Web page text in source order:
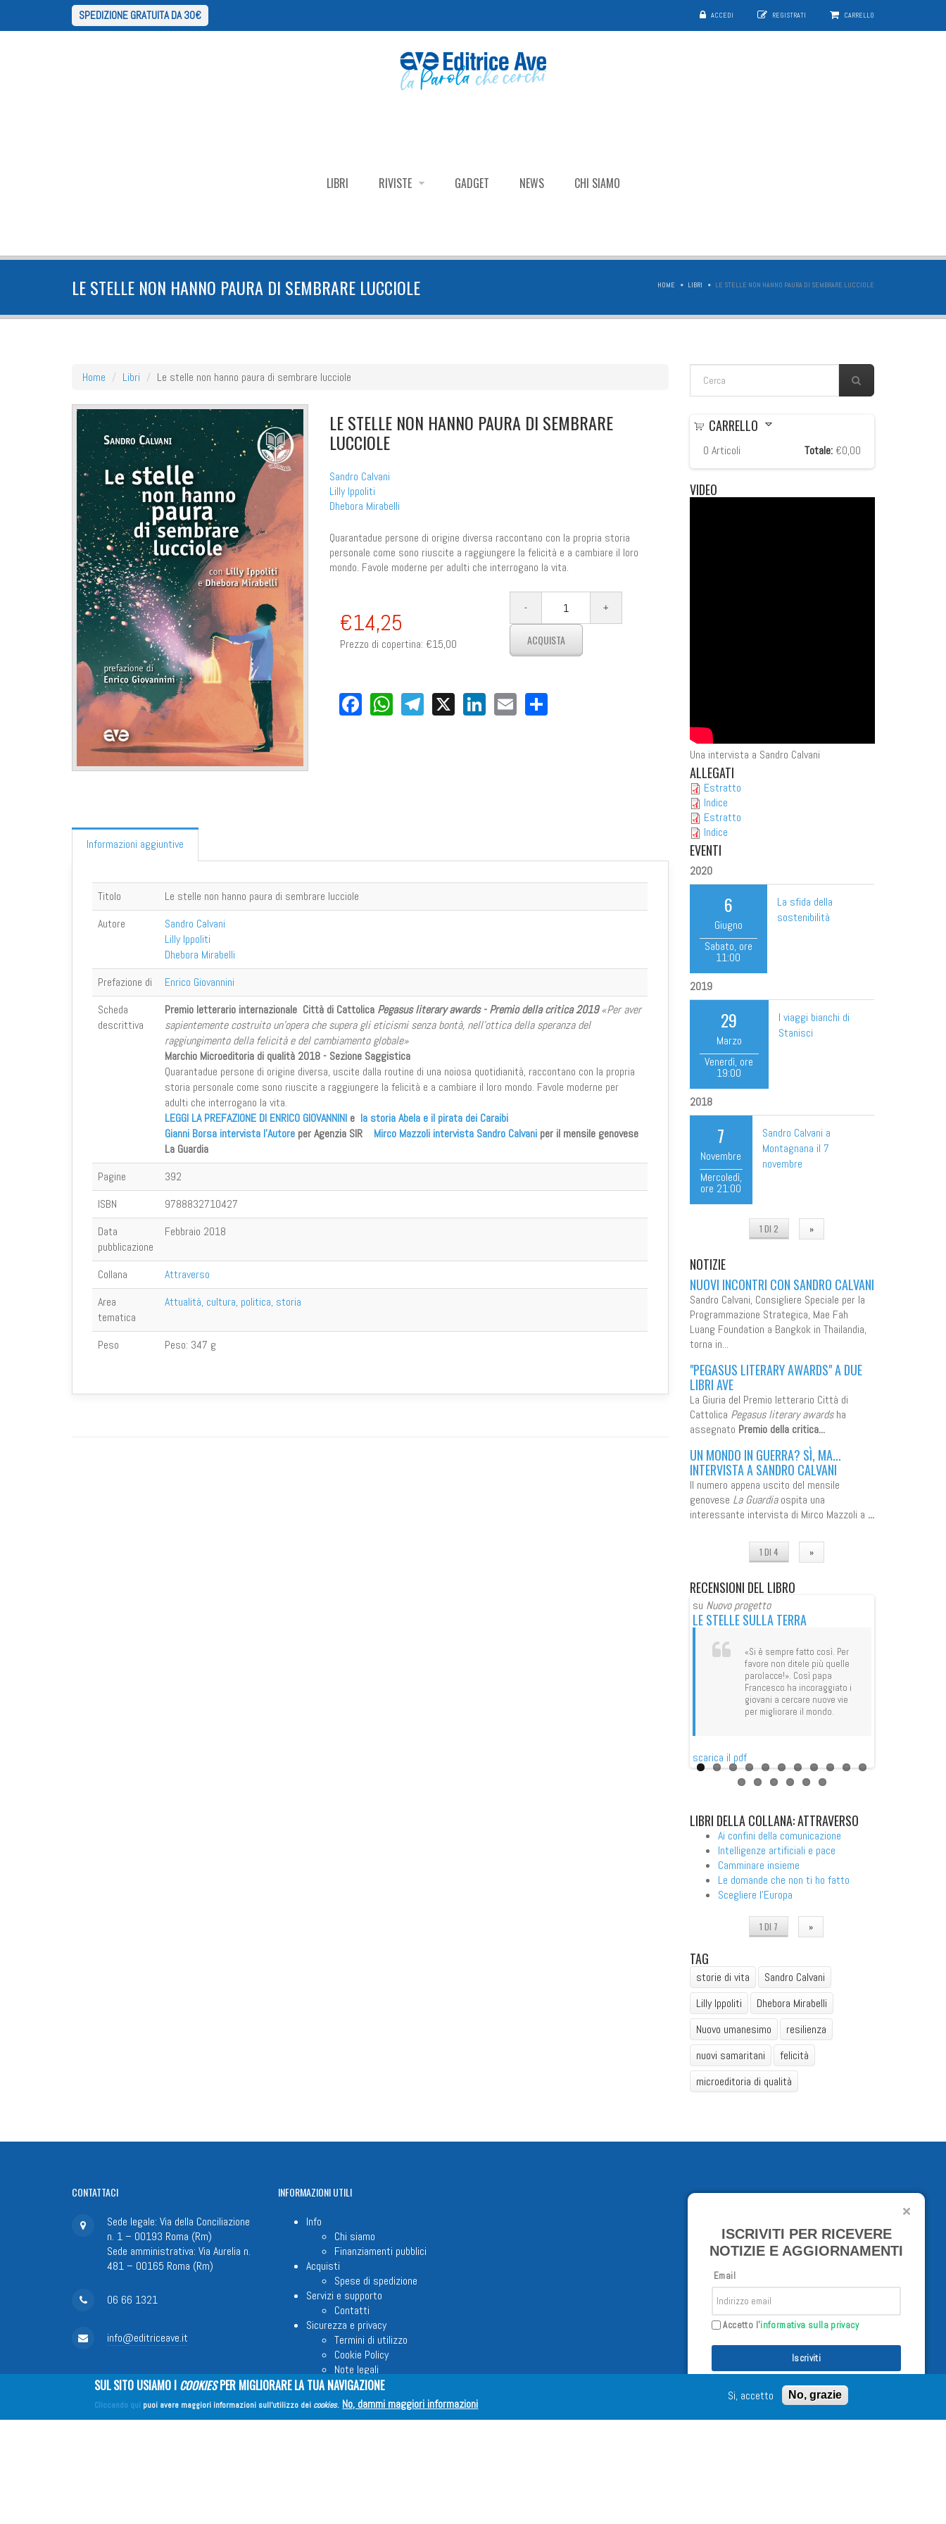
SPEDIZIONE GRATUITA DA 30€ ACCEDI REGISTRATI CARRELLO
LIBRI RIVISTE GADGET NEWS CHI SIAMO
LE STELLE NON HANNO PAURA DI SEMBRARE LUCCIOLE HOME LIBRI LE STELLE NON HANNO PAURA DI SEMBRARE LUCCIOLE
Home Libri Le stelle non hanno paura di sembrare lucciole FORM DI RICERCA
LE STELLE NON HANNO PAURA DI SEMBRARE
LUCCIOLE
Sandro Calvani
Lilly Ippoliti
Dhebora Mirabelli
Quarantadue persone di origine diversa raccontano con la propria storia
personale come sono riuscite a raggiungere la felicità e a cambiare il loro
mondo. Favole moderne per adulti che interrogano la vita.
€14,25
Prezzo di copertina: €15,00
Facebook
WhatsApp
Telegram
X LinkedIn
EmailShare
Informazioni aggiuntive
Titolo
Le stelle non hanno paura di sembrare lucciole
Autore
Sandro Calvani
Lilly Ippoliti
Dhebora Mirabelli
Prefazione di
Enrico Giovannini
Scheda
descrittiva
Premio letterario internazionale Città di Cattolica Pegasus literary awards - Premio della critica 2019«Per aver
sapientemente costruito un’opera che supera gli eticismi senza bontà, nell’ottica della speranza del
raggiungimento della felicità e del cambiamento globale»
Marchio Microeditoria di qualità 2018 - Sezione Saggistica
Quarantadue persone di origine diversa, uscite dalla routine di una noiosa quotidianità, raccontano con la propria
storia personale come sono riuscite a raggiungere la felicità e a cambiare il loro mondo. Favole moderne per
adulti che interrogano la vita.
LEGGI LA PREFAZIONE DI ENRICO GIOVANNINI e la storia Abela e il pirata dei Caraibi
Gianni Borsa intervista l'Autore per Agenzia SIR Mirco Mazzoli intervista Sandro Calvani per il mensile genovese
La Guardia
Pagine
392
ISBN
9788832710427
Data
pubblicazione
Febbraio 2018
Collana
Attraverso
Area
tematica
Attualità, cultura, politica, storia
Peso Peso: 347 g
CARRELLO
0 Articoli Totale: €0,00
VIDEO
Una intervista a Sandro Calvani
ALLEGATI
Estratto
Indice
Estratto
Indice
EVENTI
2020
6
Giugno
Sabato, ore
11:00
La sfida della
sostenibilità
2019
29
Marzo
Venerdì, ore
19:00
I viaggi bianchi di
Stanisci
2018
7
Novembre
Mercoledì,
ore 21:00
Sandro Calvani a
Montagnana il 7
novembre
1 DI 2 »
NOTIZIE
NUOVI INCONTRI CON SANDRO CALVANI
Sandro Calvani, Consigliere Speciale per la
Programmazione Strategica, Mae Fah
Luang Foundation a Bangkok in Thailandia,
torna in...
"PEGASUS LITERARY AWARDS" A DUE
LIBRI AVE
La Giuria del Premio letterario Città di
Cattolica Pegasus literary awardsha
assegnato Premio della critica...
UN MONDO IN GUERRA? SÌ, MA...
INTERVISTA A SANDRO CALVANI
Il numero appena uscito del mensile
genovese La Guardiaospita una
interessante intervista di Mirco Mazzoli a ...
1 DI 4 »
RECENSIONI DEL LIBRO
su Nuovo progetto
LE STELLE SULLA TERRA
«Si è sempre fatto così. Per
favore non ditele più quelle
parolacce!». Così papa
Francesco ha incoraggiato i
giovani a cercare nuove vie
per migliorare il mondo.
scarica il pdf
scarica il pdf
LIBRI DELLA COLLANA: ATTRAVERSO
Ai confini della comunicazione
Intelligenze artificiali e pace
Camminare insieme
Le domande che non ti ho fatto
Scegliere l'Europa
1 DI 7 »
TAG
storie di vita
Sandro Calvani
Lilly Ippoliti
Dhebora Mirabelli
Nuovo umanesimo
resilienza
nuovi samaritani
felicità
microeditoria di qualità
CONTATTACI
Sede legale: Via della Conciliazione
n. 1 – 00193 Roma (Rm)
Sede amministrativa: Via Aurelia n.
481 – 00165 Roma (Rm)
06 66 1321
info@editriceave.it
INFORMAZIONIUTILI
Info
Chi siamo
Finanziamenti pubblici
Acquisti
Spese di spedizione
Servizi e supporto
Contatti
Sicurezza e privacy
Termini di utilizzo
Cookie Policy
Note legali
Invia proposta editoriale
ISCRIVITI PER RICEVERE
NOTIZIE E AGGIORNAMENTI
Email
Accetto l'informativa sulla privacy
Iscriviti
SUL SITO USIAMO I COOKIESPER MIGLIORARE LA TUA NAVIGAZIONE
Cliccando qui puoi avere maggiori informazioni sull'utilizzo dei cookies. No, dammi maggiori informazioni
Si, accetto No, grazie